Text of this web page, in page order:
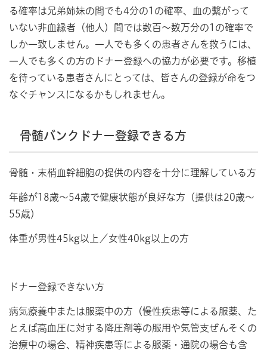
る確率は兄弟姉妹の間でも4分の1の確率、血の繋がって
いない非血縁者（他人）間では数百～数万分の1の確率で
しか一致しません。一人でも多くの患者さんを救うには、
一人でも多くの方のドナー登録への協力が必要です。移植
を待っている患者さんにとっては、皆さんの登録が命をつ
なぐチャンスになるかもしれません。
骨髄バンクドナー登録できる方
骨髄・末梢血幹細胞の提供の内容を十分に理解している方
年齢が18歳～54歳で健康状態が良好な方（提供は20歳～
55歳）
体重が男性45kg以上／女性40kg以上の方
ドナー登録できない方
病気療養中または服薬中の方（慢性疾患等による服薬、た
とえば高血圧に対する降圧剤等の服用や気管支ぜんそくの
治療中の場合、精神疾患等による服薬・通院の場合も含